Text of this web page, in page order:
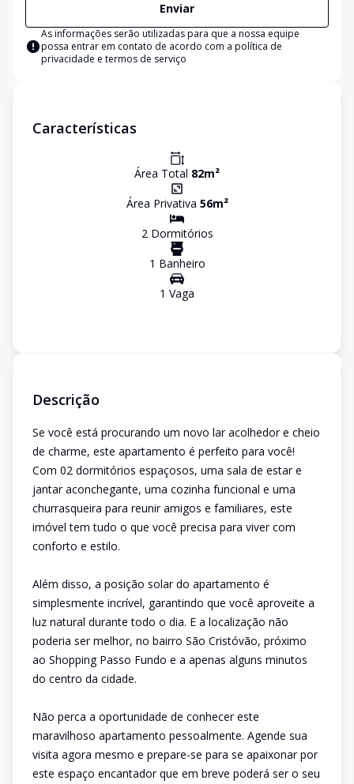
Enviar
As informações serão utilizadas para que a nossa equipe
possa entrar em contato de acordo com a política de
privacidade e termos de serviço
Características
Área Total 82m²
Área Privativa 56m²
2Dormitórios
1 Banheiro
1 Vaga
Descrição
Se você está procurando um novo lar acolhedor e cheio
de charme, este apartamento é perfeito para você!
Com 02 dormitórios espaçosos, uma sala de estar e
jantar aconchegante, uma cozinha funcional e uma
churrasqueira para reunir amigos e familiares, este
imóvel tem tudo o que você precisa para viver com
conforto e estilo.
Além disso, a posição solar do apartamento é
simplesmente incrível, garantindo que você aproveite a
luz natural durante todo o dia. E a localização não
poderia ser melhor, no bairro São Cristóvão, próximo
ao Shopping Passo Fundo e a apenas alguns minutos
do centro da cidade.
Não perca a oportunidade de conhecer este
maravilhoso apartamento pessoalmente. Agende sua
visita agora mesmo e prepare-se para se apaixonar por
este espaço encantador que em breve poderá ser o seu